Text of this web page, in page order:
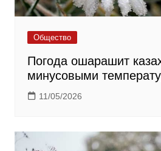
Общество
Погода ошарашит
минусовыми
11/05/2026